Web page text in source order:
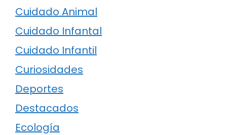
Cuidado Animal
Cuidado Infantal
Cuidado Infantil
Curiosidades
Deportes
Destacados
Ecología